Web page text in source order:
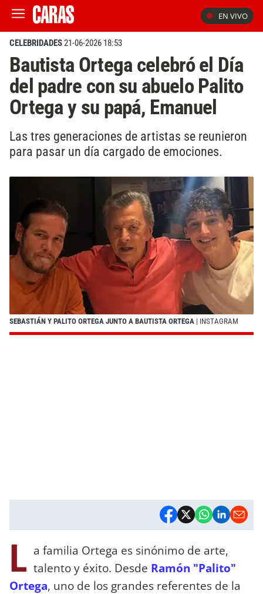
EN VIVO
CELEBRIDADES21-06-2026 18:53
Bautista Ortega celebró el Día
del padre con su abuelo Palito
Ortega y su papá, Emanuel
Las tres generaciones de artistas se reunieron
para pasar un día cargado de emociones.
SEBASTIÁN Y PALITO ORTEGA JUNTO A BAUTISTA ORTEGA | INSTAGRAM
L a familia Ortega es sinónimo de arte,
talento y éxito. Desde Ramón "Palito"
Ortega, uno de los grandes referentes de la